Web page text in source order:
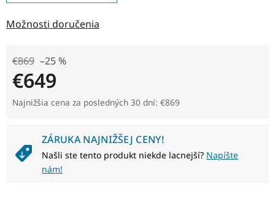
Možnosti doručenia
€869 –25 %
€649
Jednotková cena:
Najnižšia cena za posledných 30 dní: €869
ZÁRUKA NAJNIŽŠEJ CENY!
Našli ste tento produkt niekde lacnejší? Napíšte
nám!